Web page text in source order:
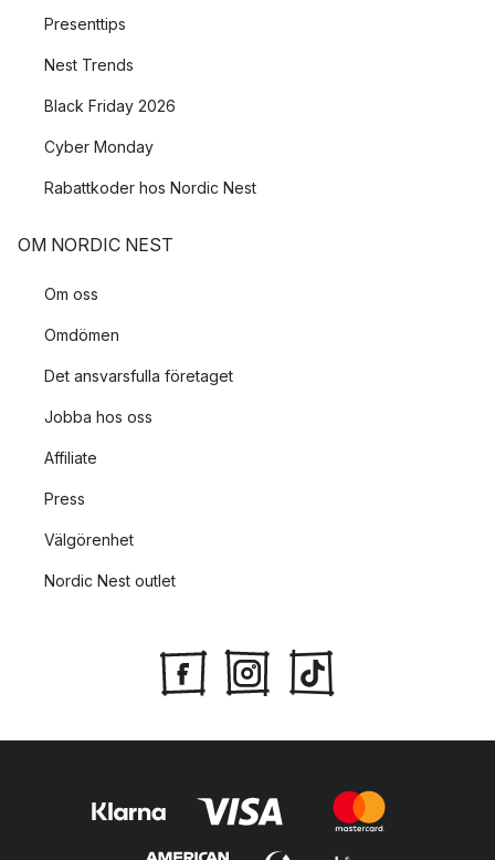
Presenttips
Nest Trends
Black Friday 2026
Cyber Monday
Rabattkoder hos Nordic Nest
OM NORDIC NEST
Om oss
Omdömen
Det ansvarsfulla företaget
Jobba hos oss
Affiliate
Press
Välgörenhet
Nordic Nest outlet